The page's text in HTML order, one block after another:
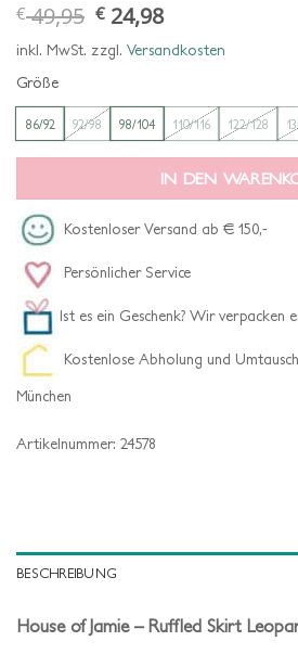
€49,95 ursprünglicher
preis
war:
€ 49,95
€ 24,98aktueller
preis
ist:
€ 24,98.
inkl. MwSt. zzgl. Versandkosten
Größe
86/92 92/98 98/104 110/116 122/128
IN DEN
Kostenloser Versand ab € 150,-
Persönlicher Service
Ist es ein Geschenk? Wir verpacken
Kostenlose Abholung und
München
Artikelnummer: 24578
BESCHREIBUNG
House of Jamie – Ruffled Skirt